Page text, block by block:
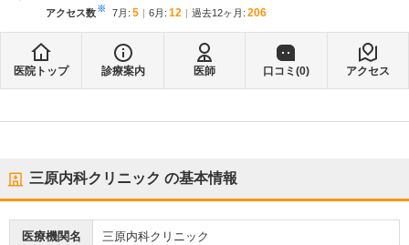
アクセス数※ 7月 : 5 6月 : 12 過去12ヶ月: 206
医院トップ 診療案内 医師 口コミ(0) アクセス
三原内科クリニック の基本情報
医療機関名 三原内科クリニック